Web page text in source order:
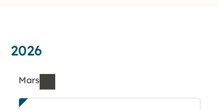
2026
Mars
Ressources de Mars 2026